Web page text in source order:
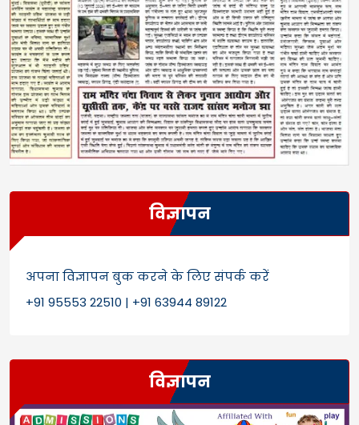
विज्ञापन
अपना विज्ञापन बुक करने के लिए संपर्क करें
+91 95553 22510 | +91 63944 89122
विज्ञापन